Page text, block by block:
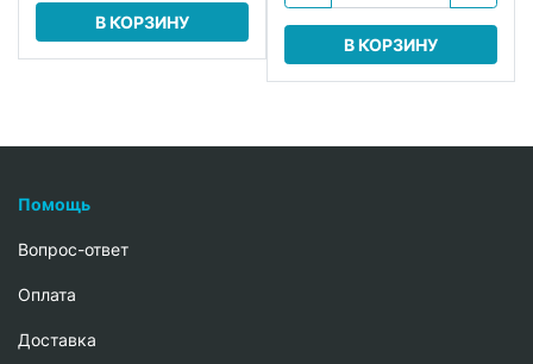
В КОРЗИНУ
В КОРЗИНУ
Помощь
Вопрос-ответ
Oплата
Доставка